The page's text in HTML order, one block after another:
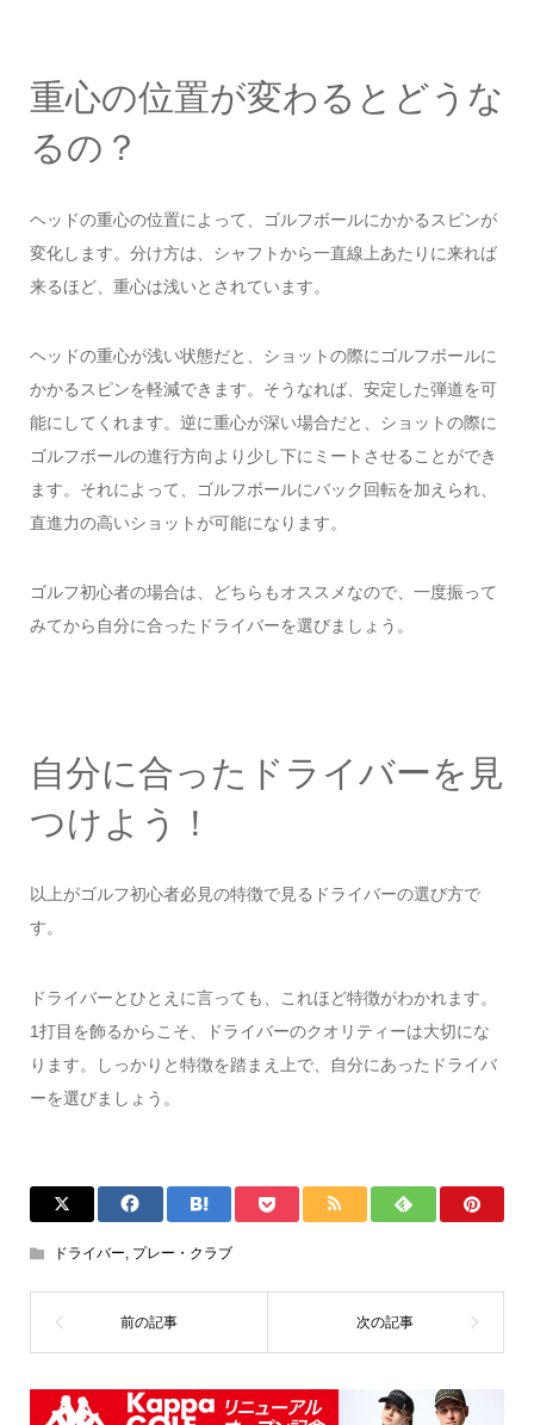
重心の位置が変わるとどうな
るの？
ヘッドの重心の位置によって、ゴルフボールにかかるスピンが
変化します。分け方は、シャフトから一直線上あたりに来れば
来るほど、重心は浅いとされています。
ヘッドの重心が浅い状態だと、ショットの際にゴルフボールに
かかるスピンを軽減できます。そうなれば、安定した弾道を可
能にしてくれます。逆に重心が深い場合だと、ショットの際に
ゴルフボールの進行方向より少し下にミートさせることができ
ます。それによって、ゴルフボールにバック回転を加えられ、
直進力の高いショットが可能になります。
ゴルフ初心者の場合は、どちらもオススメなので、一度振って
みてから自分に合ったドライバーを選びましょう。
自分に合ったドライバーを見
つけよう！
以上がゴルフ初心者必見の特徴で見るドライバーの選び方で
す。
ドライバーとひとえに言っても、これほど特徴がわかれます。
1打目を飾るからこそ、ドライバーのクオリティーは大切にな
ります。しっかりと特徴を踏まえ上で、自分にあったドライバ
ーを選びましょう。
ドライバー, プレー・クラブ